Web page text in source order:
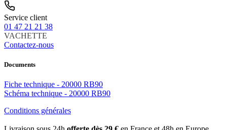
Service client
01 47 21 21 38
VACHETTE
Contactez-nous
Documents
Fiche technique - 20000 RB90
Schéma technique - 20000 RB90
Conditions générales